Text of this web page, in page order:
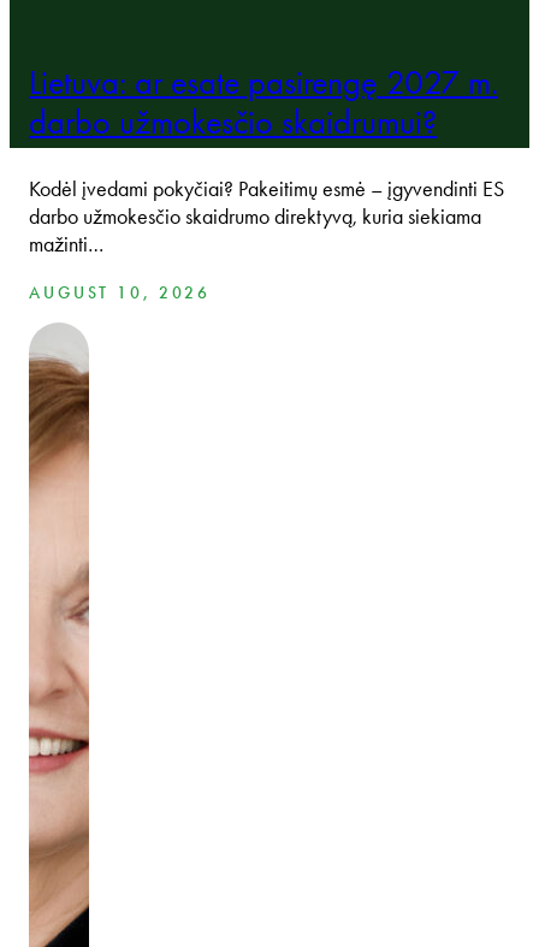
Lietuva: ar esate pasirengę 2027 m.
darbo užmokesčio skaidrumui?
Kodėl įvedami pokyčiai? Pakeitimų esmė – įgyvendinti ES
darbo užmokesčio skaidrumo direktyvą, kuria siekiama
mažinti…
AUGUST 10, 2026